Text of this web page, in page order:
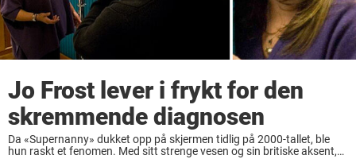
Jo Frost lever i frykt for den
skremmende diagnosen
Da «Supernanny» dukket opp på skjermen tidlig på 2000-tallet, ble
hun raskt et fenomen. Med sitt strenge vesen og sin britiske aksent,